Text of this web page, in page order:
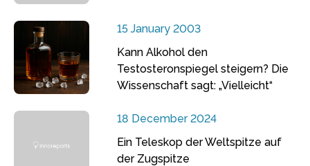
15 January 2003
Kann Alkohol den
Testosteronspiegel steigern? Die
Wissenschaft sagt: „Vielleicht“
18 December 2024
Ein Teleskop der Weltspitze auf
der Zugspitze